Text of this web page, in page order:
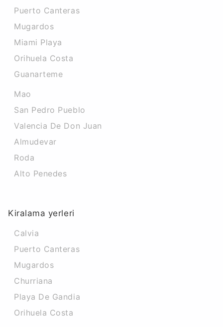
Puerto Canteras
Mugardos
Miami Playa
Orihuela Costa
Guanarteme
Mao
San Pedro Pueblo
Valencia De Don Juan
Almudevar
Roda
Alto Penedes
Kiralama yerleri
Calvia
Puerto Canteras
Mugardos
Churriana
Playa De Gandia
Orihuela Costa